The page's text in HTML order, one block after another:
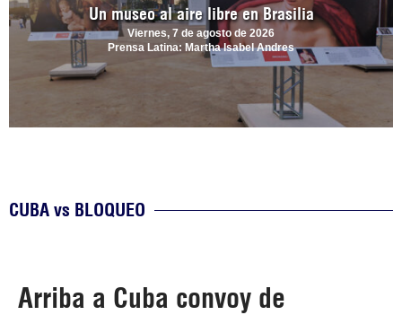
Un museo al aire libre en Brasilia
Viernes, 7 de agosto de 2026
Prensa Latina: Martha Isabel Andres
CUBA vs BLOQUEO
Arriba a Cuba convoy de